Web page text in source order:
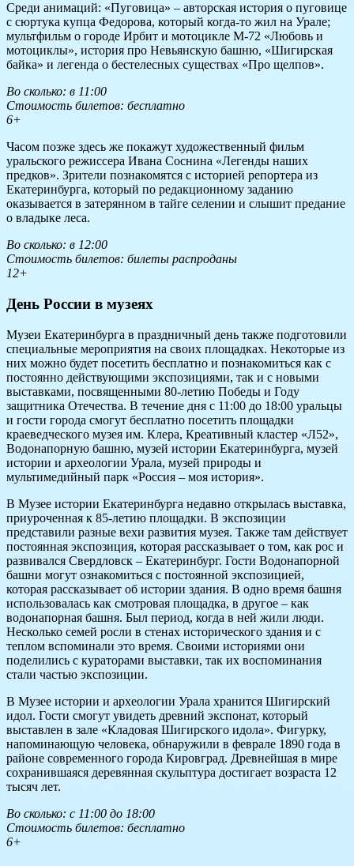
Среди анимаций: «Пуговица» – авторская история о пуговице
с сюртука купца Федорова, который когда-то жил на Урале;
мультфильм о городе Ирбит и мотоцикле М-72 «Любовь и
мотоциклы», история про Невьянскую башню, «Шигирская
байка» и легенда о бестелесных существах «Про щелпов».
Во сколько: в 11:00
Стоимость билетов: бесплатно
6+
Часом позже здесь же покажут художественный фильм
уральского режиссера Ивана Соснина «Легенды наших
предков». Зрители познакомятся с историей репортера из
Екатеринбурга, который по редакционному заданию
оказывается в затерянном в тайге селении и слышит предание
о владыке леса.
Во сколько: в 12:00
Стоимость билетов: билеты распроданы
12+
День России в музеях
Музеи Екатеринбурга в праздничный день также подготовили
специальные мероприятия на своих площадках. Некоторые из
них можно будет посетить бесплатно и познакомиться как с
постоянно действующими экспозициями, так и с новыми
выставками, посвященными 80-летию Победы и Году
защитника Отечества. В течение дня с 11:00 до 18:00 уральцы
и гости города смогут бесплатно посетить площадки
краеведческого музея им. Клера, Креативный кластер «Л52»,
Водонапорную башню, музей истории Екатеринбурга, музей
истории и археологии Урала, музей природы и
мультимедийный парк «Россия – моя история».
В Музее истории Екатеринбурга недавно открылась выставка,
приуроченная к 85-летию площадки. В экспозиции
представили разные вехи развития музея. Также там действует
постоянная экспозиция, которая рассказывает о том, как рос и
развивался Свердловск – Екатеринбург. Гости Водонапорной
башни могут ознакомиться с постоянной экспозицией,
которая рассказывает об истории здания. В одно время башня
использовалась как смотровая площадка, в другое – как
водонапорная башня. Был период, когда в ней жили люди.
Несколько семей росли в стенах исторического здания и с
теплом вспоминали это время. Своими историями они
поделились с кураторами выставки, так их воспоминания
стали частью экспозиции.
В Музее истории и археологии Урала хранится Шигирский
идол. Гости смогут увидеть древний экспонат, который
выставлен в зале «Кладовая Шигирского идола». Фигурку,
напоминающую человека, обнаружили в феврале 1890 года в
районе современного города Кировград. Древнейшая в мире
сохранившаяся деревянная скульптура достигает возраста 12
тысяч лет.
Во сколько: с 11:00 до 18:00
Стоимость билетов: бесплатно
6+